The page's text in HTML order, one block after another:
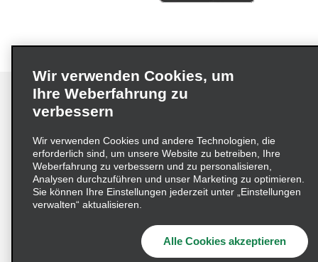
Impressum Nutzungsbedingungen
Datenschutzrichtlinie
Cookie-Richtlinie
Datenschutzoptionen
Lieferkettensorgfaltspflichtengesetz (LkSG) Grundsatzerklärung
Beschwerdeverfahren nach dem
Wir verwenden Cookies, um
Ihre Weberfahrung zu
verbessern
Wir verwenden Cookies und andere Technologien, die
erforderlich sind, um unsere Website zu betreiben, Ihre
Weberfahrung zu verbessern und zu personalisieren,
Analysen durchzuführen und unser Marketing zu optimieren.
Sie können Ihre Einstellungen jederzeit unter „Einstellungen
verwalten“ aktualisieren.
Alle Cookies akzeptieren